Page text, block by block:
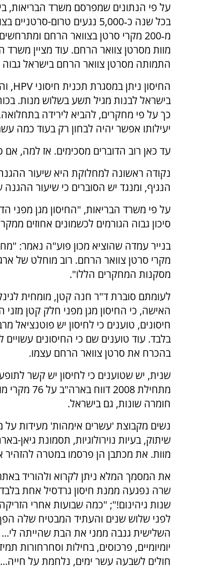
על פי הנתונים שמפרסם משרד הבריאות,
בכל שנה כ‑5,000 נגעים טרום-
מוות מסרטן צוואר הרחם. עוד מציין משרד
התמותה מסרטן צוואר הרחם בישראל גבוה
החיסון ניתן במסגרת תכנית חיסוני HPV
,
בישראל לבנות מגיל תשע בשלוש מנות.
כך על פי מחקרים, להביא לירידה
יעילותו אפשר יהיה לבחון רק בעוד כמה
עד כאן רוב הדוברים מסכימים. אז למה,
נקודה ראשונה למחלוקת היא שיעור ההגנה
הנגיף, ומנגד יש הסוברים כי שיעור
סיכון גבוה הגורמים לכשמונים אחוזים
בנייר עמדה שהוציא מכון פוע"ה נאמר:
מקרי סרטן צוואר הרחם. רוב מוחלט של
מסקנות המחקרים הללו".
לעומתם סוברת ד"ר חנה קטן, מומחית
האישה, כי החיסון מגן מפני חלק קטן
בלבד. עוד טוענים שם כי החיסונים
בהכרח את סרטן צוואר הרחם עצמו.
שנית, יש שטוענים כי לחיסון יש קשר
חומרה שונות, גם בישראל.
נשים מקבוצת 'עשרים אימהות' מעידות על
שיתוק, בעיות נוירולוגיות, תסמונת
מוות. את מכתבן הן פרסמו במטרה
את המסמך המלא ניתן לקרוא ולהוריד
שרה נפגעה ממנת חיסון גרדסיל אחת
שנות גיהינום!"; "כמה שבועות אחרי
לפני שלוש שנים והעתיד המבטיח שלה
השלישית גנבה ממני את הבת שהייתה לי...
יומיומיים, פרכוסים, בחילות וסחרחורות
חולים לשבעה עשר ימים, נלחמת על